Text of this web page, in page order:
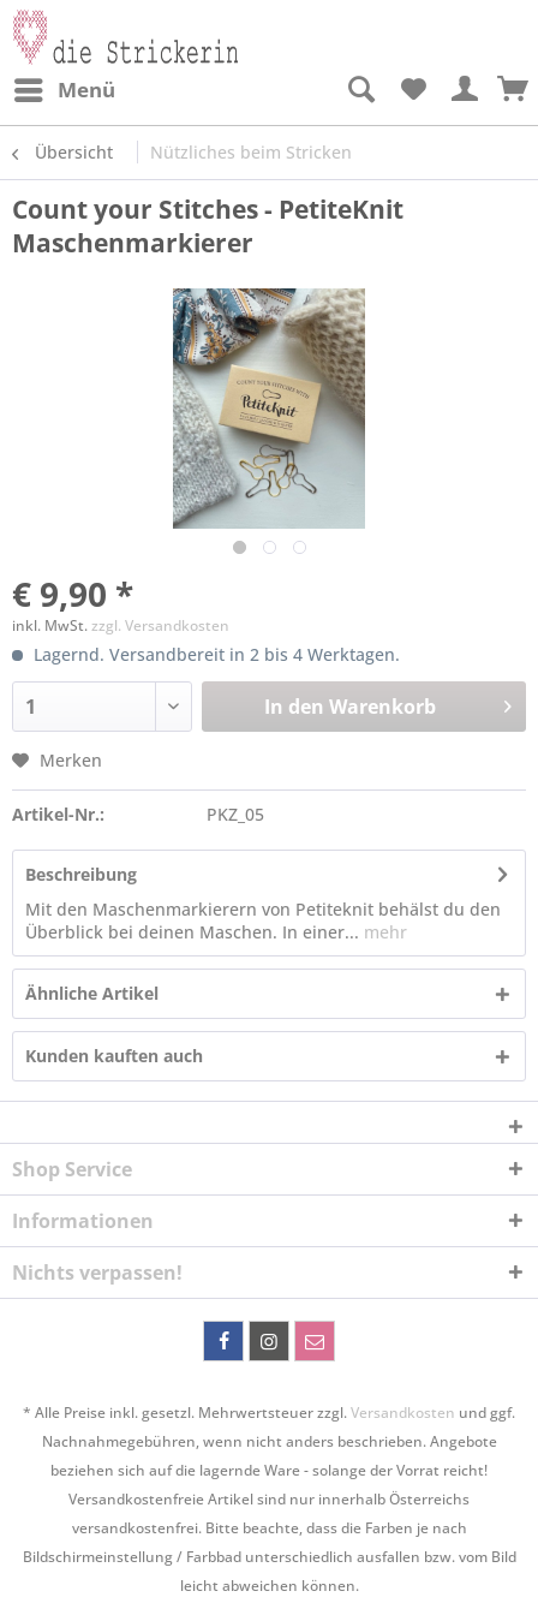
Menü
Übersicht Nützliches beim Stricken
Count your Stitches - PetiteKnit
Maschenmarkierer
€ 9,90 *
inkl. MwSt.zzgl. Versandkosten
Lagernd. Versandbereit in 2 bis 4 Werktagen.
In den Warenkorb
Merken
Artikel-Nr.: PKZ_05
Beschreibung
Mit den Maschenmarkierern von Petiteknit behälst du den
Überblick bei deinen Maschen. In einer... mehr
Ähnliche Artikel
Kunden kauften auch
Shop Service
Informationen
Nichts verpassen!
* Alle Preise inkl. gesetzl. Mehrwertsteuer zzgl.Versandkosten und ggf.
Nachnahmegebühren, wenn nicht anders beschrieben. Angebote
beziehen sich auf die lagernde Ware - solange der Vorrat reicht!
Versandkostenfreie Artikel sind nur innerhalb Österreichs
versandkostenfrei. Bitte beachte, dass die Farben je nach
Bildschirmeinstellung / Farbbad unterschiedlich ausfallen bzw. vom Bild
leicht abweichen können.